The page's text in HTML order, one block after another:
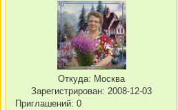
Откуда: Москва
Зарегистрирован: 2008-12-03
Приглашений: 0